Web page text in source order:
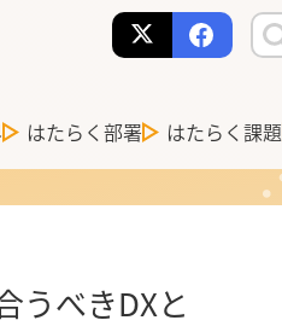
はたらく部署 はたらく課題
うべきDXと